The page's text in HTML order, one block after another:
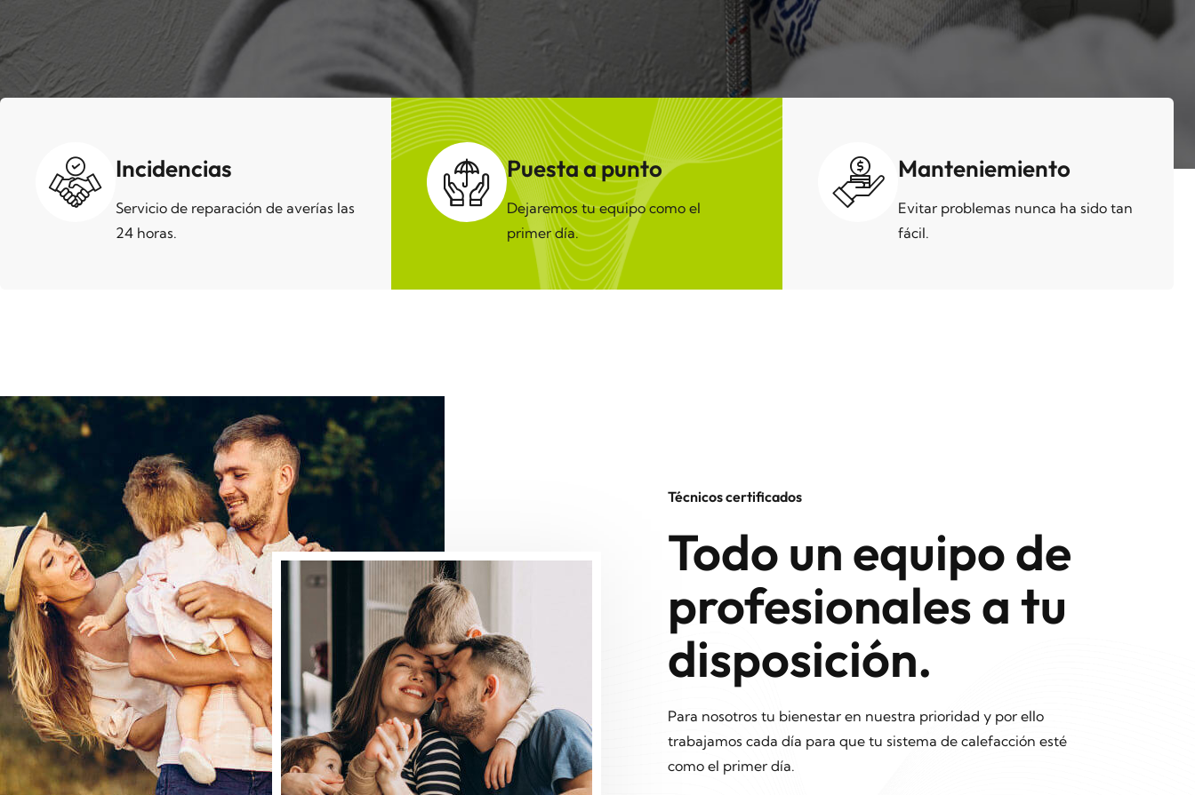
Incidencias
Servicio de reparación de averías las
24 horas.
Puesta a punto
Dejaremos tu equipo como el
primer día.
Manteniemiento
Evitar problemas nunca ha sido tan
fácil.
Técnicos certificados
Todo un equipo de
profesionales a tu
disposición.
Para nosotros tu bienestar en nuestra prioridad y por ello
trabajamos cada día para que tu sistema de calefacción esté
como el primer día.